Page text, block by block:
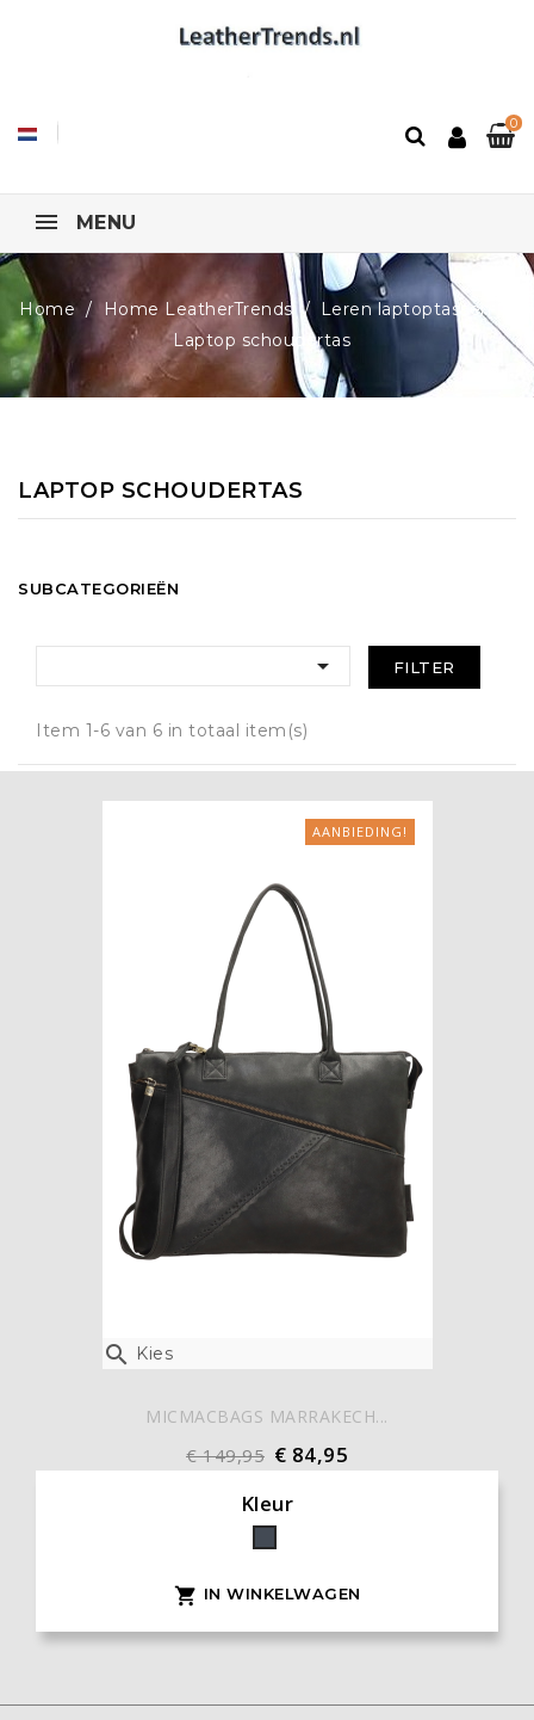
0
MENU
Home Home LeatherTrends
Leren laptoptassen
Laptop schoudertas
LAPTOP SCHOUDERTAS
SUBCATEGORIEËN
 FILTER
Item 1-6 van 6 in totaal item(s)
 Kies
AANBIEDING!
MICMACBAGS MARRAKECH...
€ 149,95 € 84,95
Kleur
Zwart
 IN WINKELWAGEN